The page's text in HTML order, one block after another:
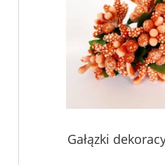
Gałązki